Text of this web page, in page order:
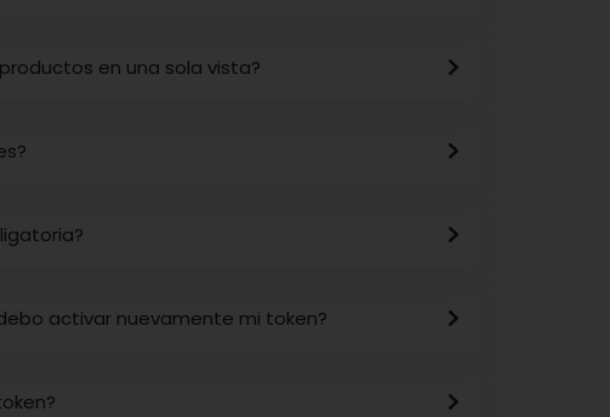
en una sola vista?
activar nuevamente mi token?